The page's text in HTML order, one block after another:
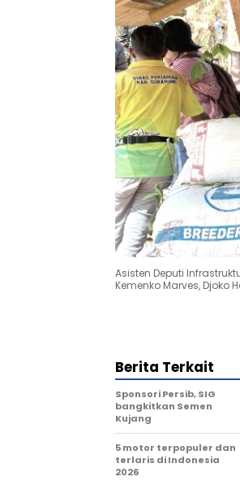
Asisten Deputi
Kemenko Marves,
Berita Terkait
Sponsori Persib, SIG
bangkitkan Semen
Kujang
5 motor terpopuler dan
terlaris di Indonesia
2026